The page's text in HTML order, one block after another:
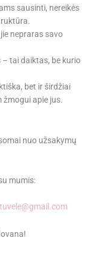
sausinti, nereikės
nepraras savo
tai daiktas, be kurio
bet ir širdžiai
apie jus.
nuo užsakymų
mumis: